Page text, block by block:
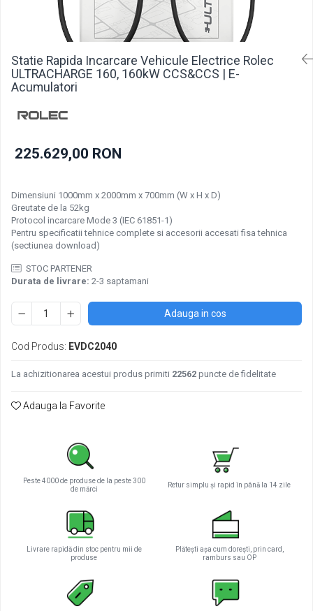
Incarcatoare acumulatori
Panouri fotovoltaice si accesorii
Panouri fotovoltaice
Sisteme prindere panouri
fotovoltaice
Invertoare
Invertoare On-grid
Controlere solare
MPPT
PWM
Convertoare de tensiune
Sisteme de stocare energie
LiFePO4
Pachete complete stocare energie
Sisteme de Stocare Comerciale
Sisteme fotovoltaice complete
mica (rulota/caravan/case de
Pachete sisteme fotovoltaice
Statii de incarcare vehicule electrice
Statii de incarcare
Prize de incarcare vehicule
Turbine eoliene pentru casă
Statie Rapida Incarcare Vehicule Electrice Rolec
ULTRACHARGE 160, 160kW CCS&CCS | E-
Acumulatori
225.629,00 RON
Dimensiuni 1000mm x 2000mm x 700mm (W x H x D)
Greutate de la 52kg
Protocol incarcare Mode 3 (IEC 61851-1)
Pentru specificatii tehnice complete si accesorii accesati fisa tehnica
(sectiunea download)
STOC PARTENER
Durata de livrare: 2-3 saptamani
Adauga in cos
Cod Produs: EVDC2040
La achizitionarea acestui produs primiti 22562 puncte de fidelitate
Adauga la Favorite
Peste 4000 de produse de la peste 300
de mărci
Retur simplu și rapid în până la 14 zile
Livrare rapidă din stoc pentru mii de
produse
Plătești așa cum dorești, prin card,
ramburs sau OP